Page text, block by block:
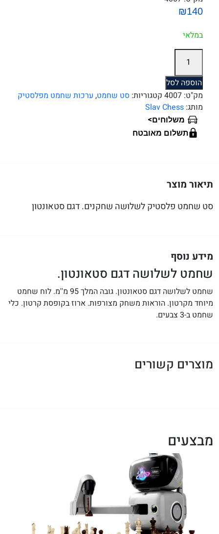
₪140
במלאי
שחמט
לשלושה
דגם
סטאונטון
95
מ''מ
הוספה לסל
מק"ט: 4007 קטגוריות: סט שחמט, ערכות שחמט מפלסטיק
מותג: Slav Chess
משלוחים>
תשלום מאובטח
תיאור מוצר
סט שחמט פלסטיק לשלושה שחקנים. דגם סטאונטון
מידע נוסף
שחמט לשלושה דגם סטאונטון.
שחמט לשלושה דגם סטאונטון. גובה המלך 95 מ''מ. לוח שחמט
מיוחד מקרטון. הוראות משחק מצורפות. ארוז בקופסת קרטון. כלי
שחמט ב-3 צבעים.
מוצרים קשורים
מבצעים